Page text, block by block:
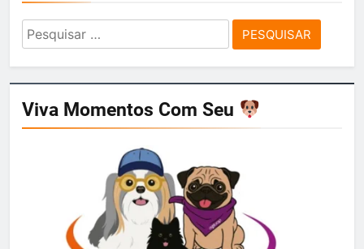
Pesquisar
por:
Viva Momentos Com Seu